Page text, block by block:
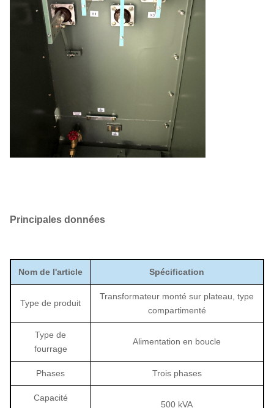
Principales données
Nom de l'article Spécification
Type de produit
Transformateur monté sur plateau, type
compartimenté
Type de
fourrage
Alimentation en boucle
Phases Trois phases
Capacité
500 kVA